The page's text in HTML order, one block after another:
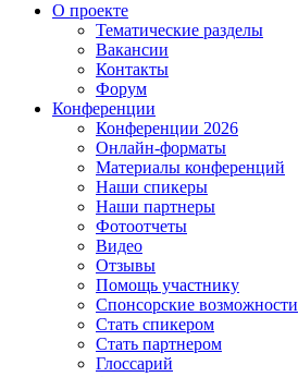
О проекте
Тематические разделы
Вакансии
Контакты
Форум
Конференции
Конференции 2026
Онлайн-форматы
Материалы конференций
Наши спикеры
Наши партнеры
Фотоотчеты
Видео
Отзывы
Помощь участнику
Спонсорские возможности
Стать спикером
Стать партнером
Глоссарий